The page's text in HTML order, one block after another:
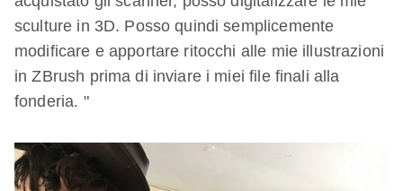
sculture in 3D. Posso quindi semplicemente
modificare e apportare ritocchi alle mie illustrazioni
in ZBrush prima di inviare i miei file finali alla
fonderia. "